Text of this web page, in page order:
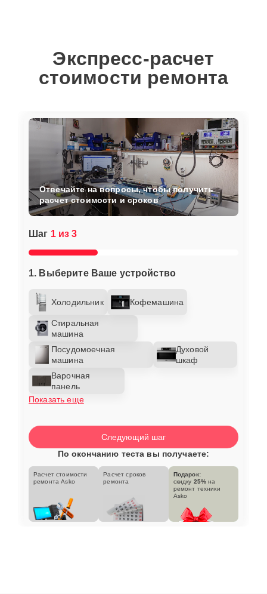
Экспресс-расчет
стоимости ремонта
Шаг 1 из 3
1. Выберите Ваше устройство
Холодильник Кофемашина
Стиральная
машина
Посудомоечная
машина
Духовой
шкаф
Варочная
панель
Показать еще
Отвечайте на вопросы, чтобы получить
расчет стоимости и сроков
Следующий шаг
По окончанию теста вы получаете:
Расчет стоимости
ремонта Asko
Расчет сроков
ремонта
Подарок:
скидку 25% на
ремонт техники
Asko